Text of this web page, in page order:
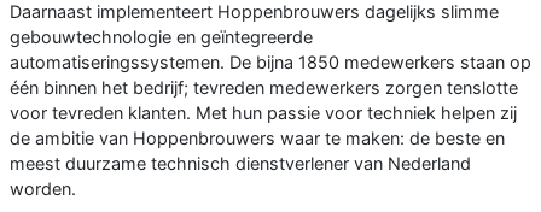
Daarnaast implementeert Hoppenbrouwers dagelijks slimme
gebouwtechnologie en geïntegreerde
automatiseringssystemen. De bijna 1850 medewerkers staan op
één binnen het bedrijf; tevreden medewerkers zorgen tenslotte
voor tevreden klanten. Met hun passie voor techniek helpen zij
de ambitie van Hoppenbrouwers waar te maken: de beste en
meest duurzame technisch dienstverlener van Nederland
worden.